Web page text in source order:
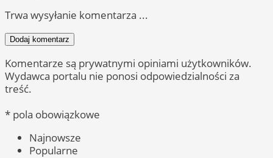
Trwa wysyłanie komentarza ...
Dodaj komentarz
Komentarze są prywatnymi opiniami użytkowników.
Wydawca portalu nie ponosi odpowiedzialności za
treść.
* pola obowiązkowe
Najnowsze
Popularne